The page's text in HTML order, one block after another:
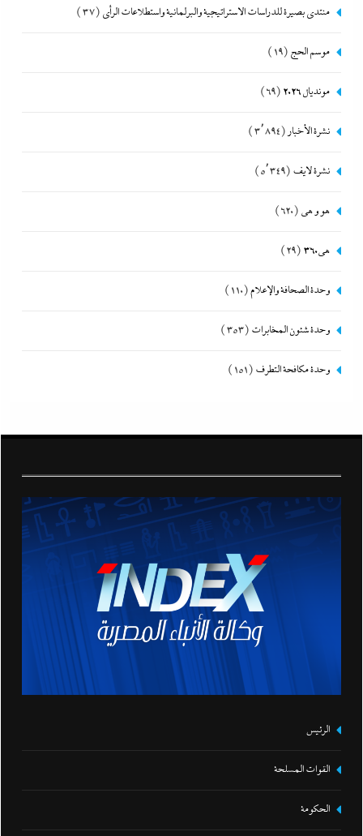
منتدى بصيرة للدراسات الاستراتيجية والبرلمانية واستطلاعات الرأى (37)
موسم الحج (19)
مونديال 2026 (69)
نشرة الأخبار (3٬894)
نشرة لايف (5٬349)
هو و هي (620)
هى360 (29)
وحدة الصحافة والإعلام(110)
وحدة شئون المخابرات (353)
وحدة مكافحة التطرف (151)
الرئيس
القوات المسلحة
الحكومة